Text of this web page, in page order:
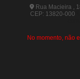
Rua Macieira ,
CEP: 13820-000
No momento, não